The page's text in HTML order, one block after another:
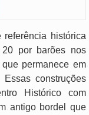
histórica
por barões nos
permanece em
construções
Histórico com
antigo bordel que